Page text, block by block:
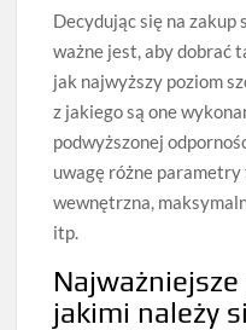
Decydując się na zakup
ważne jest, aby dobrać
jak najwyższy poziom
z jakiego są one
podwyższonej
uwagę różne
wewnętrzna,
itp.
jakimi należy